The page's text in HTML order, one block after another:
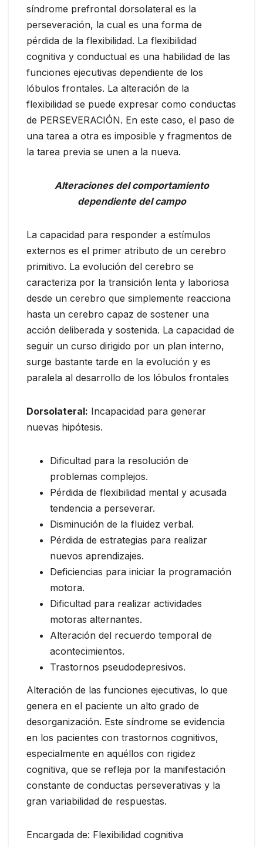
síndrome prefrontal dorsolateral es la
perseveración, la cual es una forma de
pérdida de la flexibilidad. La flexibilidad
cognitiva y conductual es una habilidad de las
funciones ejecutivas dependiente de los
lóbulos frontales. La alteración de la
flexibilidad se puede expresar como conductas
de PERSEVERACIÓN. En este caso, el paso de
una tarea a otra es imposible y fragmentos de
la tarea previa se unen a la nueva.
Alteraciones del comportamiento
dependiente del campo
La capacidad para responder a estímulos
externos es el primer atributo de un cerebro
primitivo. La evolución del cerebro se
caracteriza por la transición lenta y laboriosa
desde un cerebro que simplemente reacciona
hasta un cerebro capaz de sostener una
acción deliberada y sostenida. La capacidad de
seguir un curso dirigido por un plan interno,
surge bastante tarde en la evolución y es
paralela al desarrollo de los lóbulos frontales
Dorsolateral: Incapacidad para generar
nuevas hipótesis.
Dificultad para la resolución de
problemas complejos.
Pérdida de flexibilidad mental y acusada
tendencia a perseverar.
Disminución de la fluidez verbal.
Pérdida de estrategias para realizar
nuevos aprendizajes.
Deficiencias para iniciar la programación
motora.
Dificultad para realizar actividades
motoras alternantes.
Alteración del recuerdo temporal de
acontecimientos.
Trastornos pseudodepresivos.
Alteración de las funciones ejecutivas, lo que
genera en el paciente un alto grado de
desorganización. Este síndrome se evidencia
en los pacientes con trastornos cognitivos,
especialmente en aquéllos con rigidez
cognitiva, que se refleja por la manifestación
constante de conductas perseverativas y la
gran variabilidad de respuestas.
Encargada de: Flexibilidad cognitiva